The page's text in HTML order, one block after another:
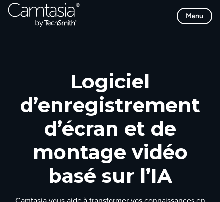
Passer
directement
Menu
Logiciel
d’enregistrement
d’écran et de
montage vidéo
basé sur l’IA